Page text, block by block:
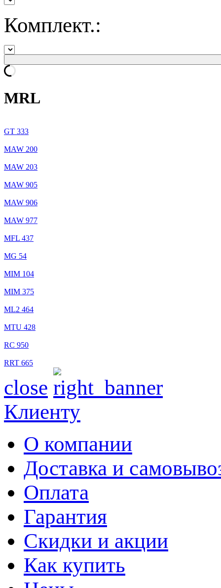
Комплект.:
MRL
GT 333
MAW 200
MAW 203
MAW 905
MAW 906
MAW 977
MFL 437
MG 54
MIM 104
MIM 375
ML2 464
MTU 428
RC 950
RRT 665
close
Клиенту
О компании
Доставка и
Оплата
Гарантия
Скидки и акции
Как купить